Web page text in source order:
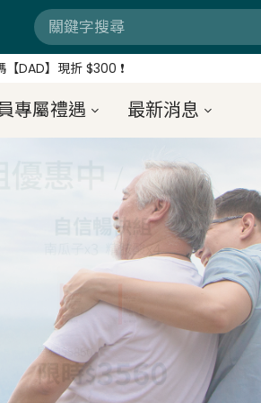
專屬禮遇 最新消息
加購 Neoflam湯鍋
全站紅利享8%
DAD】現折 $300 ❗
加購 Neoflam湯鍋